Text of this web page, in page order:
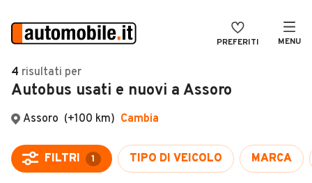
PREFERITI MENU
Auto
Auto usate
Auto Km 0
Auto Nuove
VENDI
MAGAZINE
ACCEDI
4 risultati per
Autobus usati e nuovi a Assoro
Assoro (+100 km) Cambia
FILTRI 1 TIPO DI VEICOLO MARCA